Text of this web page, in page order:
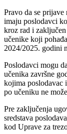
Pravo da se prijave
imaju poslodavci
kroz rad i
učenike koji
2024/2025. godini
Poslodavci mogu
učenika završne
kojima poslodavac
po učeniku ne
Pre zaključenja
sredstava
kod Uprave za